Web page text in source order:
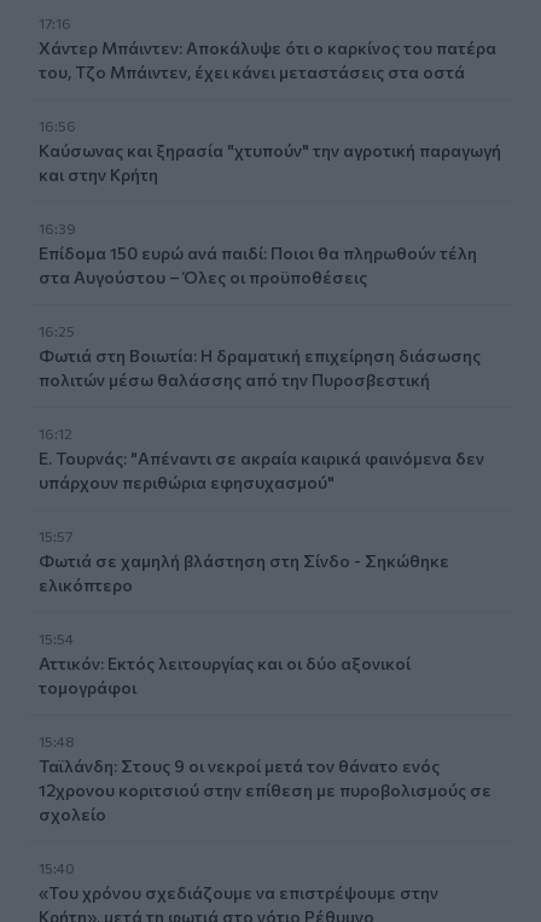
17:16
Χάντερ Μπάιντεν: Αποκάλυψε ότι ο καρκίνος του πατέρα
του, Τζο Μπάιντεν, έχει κάνει μεταστάσεις στα οστά
16:56
Καύσωνας και ξηρασία "χτυπούν" την αγροτική παραγωγή
και στην Κρήτη
16:39
Επίδομα 150 ευρώ ανά παιδί: Ποιοι θα πληρωθούν τέλη
στα Αυγούστου – Όλες οι προϋποθέσεις
16:25
Φωτιά στη Βοιωτία: Η δραματική επιχείρηση διάσωσης
πολιτών μέσω θαλάσσης από την Πυροσβεστική
16:12
Ε. Τουρνάς: "Απέναντι σε ακραία καιρικά φαινόμενα δεν
υπάρχουν περιθώρια εφησυχασμού"
15:57
Φωτιά σε χαμηλή βλάστηση στη Σίνδο - Σηκώθηκε
ελικόπτερο
15:54
Αττικόν: Εκτός λειτουργίας και οι δύο αξονικοί
τομογράφοι
15:48
Ταϊλάνδη: Στους 9 οι νεκροί μετά τον θάνατο ενός
12χρονου κοριτσιού στην επίθεση με πυροβολισμούς σε
σχολείο
15:40
«Του χρόνου σχεδιάζουμε να επιστρέψουμε στην
Κρήτη», μετά τη φωτιά στο νότιο Ρέθυμνο